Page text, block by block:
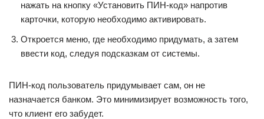
нажать на кнопку «Установить ПИН-код» напротив
карточки, которую необходимо активировать.
Откроется меню, где необходимо придумать, а затем
ввести код, следуя подсказкам от системы.
ПИН-код пользователь придумывает сам, он не
назначается банком. Это минимизирует возможность того,
что клиент его забудет.